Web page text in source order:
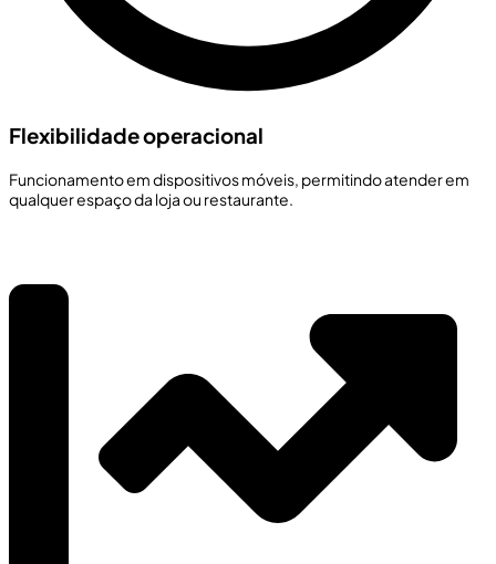
Flexibilidade operacional
Funcionamento em dispositivos móveis, permitindo atender em
qualquer espaço da loja ou restaurante.